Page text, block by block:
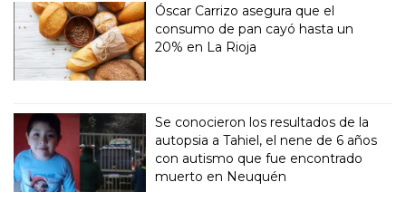
Óscar Carrizo asegura que el
consumo de pan cayó hasta un
20% en La Rioja
Se conocieron los resultados de la
autopsia a Tahiel, el nene de 6 años
con autismo que fue encontrado
muerto en Neuquén